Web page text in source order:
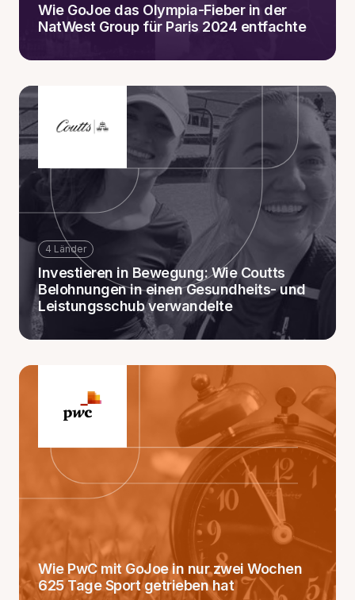
Wie GoJoe das Olympia-Fieber in der
NatWest Group für Paris 2024 entfachte
4 Länder
Investieren in Bewegung: Wie Coutts
Belohnungen in einen Gesundheits- und
Leistungsschub verwandelte
Wie PwC mit GoJoe in nur zwei Wochen
625 Tage Sport getrieben hat